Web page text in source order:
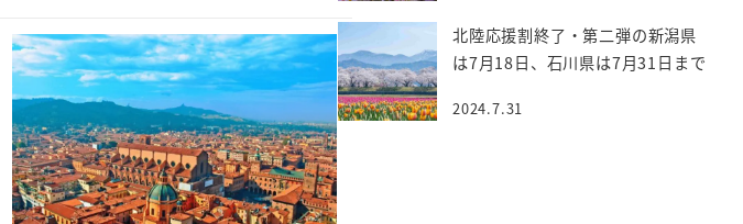
北陸応援割終了・第二弾の新潟県
は7月18日、石川県は7月31日まで
2024.7.31